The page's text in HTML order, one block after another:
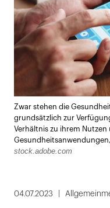
Zwar stehen die
grundsätzlich zur
Verhältnis zu ihrem
stock.adobe.com
04.07.2023